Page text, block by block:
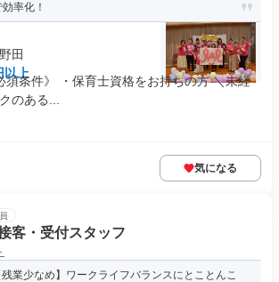
率化！
田
以上
須条件》 ・保育士資格をお持ちの方 ＼未経
のある...
気になる
客・受付スタッフ
残業少なめ】ワークライフバランスにとことんこ